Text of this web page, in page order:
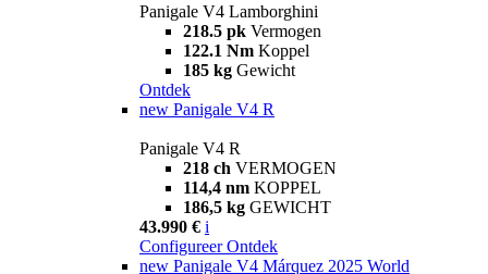
Panigale V4 Lamborghini
218.5 pk Vermogen
122.1 Nm Koppel
185 kg Gewicht
Ontdek
new Panigale V4 R
Panigale V4 R
218 ch VERMOGEN
114,4 nm KOPPEL
186,5 kg GEWICHT
43.990 € i
Configureer Ontdek
new Panigale V4 Márquez 2025 World